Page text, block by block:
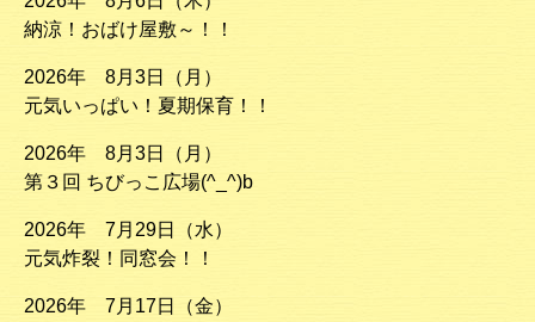
納涼！おばけ屋敷～！！
2026年 8月3日（月）
元気いっぱい！夏期保育！！
2026年 8月3日（月）
第３回 ちびっこ広場(^_^)b
2026年 7月29日（水）
元気炸裂！同窓会！！
2026年 7月17日（金）